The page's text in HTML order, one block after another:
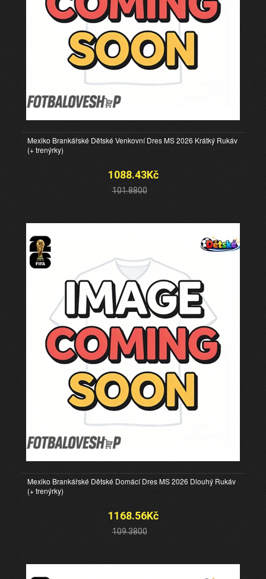
Mexiko Brankářské Dětské Venkovní Dres MS 2026 Krátký Rukáv
(+ trenýrky)
1088.43Kč
101.8800
Mexiko Brankářské Dětské Domácí Dres MS 2026 Dlouhý Rukáv
(+ trenýrky)
1168.56Kč
109.3800